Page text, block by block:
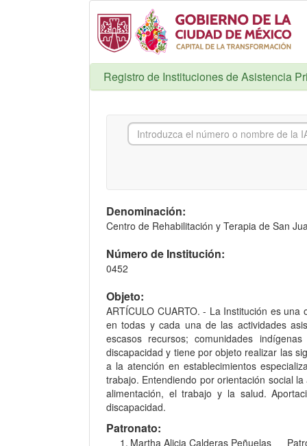
Registro de Instituciones de Asistencia
Denominación:
Centro de Rehabilitación y Terapia de San
Número de Institución:
0452
Objeto:
ARTÍCULO CUARTO. - La Institución es
en todas y cada una de las actividades
escasos recursos; comunidades
discapacidad y tiene por objeto realizar las
a la atención en establecimientos
trabajo. Entendiendo por orientación social
alimentación, el trabajo y la salud.
discapacidad.
Patronato:
1. Martha Alicia Calderas Peñuelas